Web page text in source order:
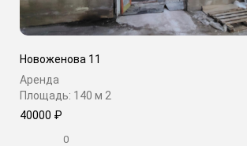
Новоженова 11
Аренда
Площадь: 140 м 2
40000 ₽
0